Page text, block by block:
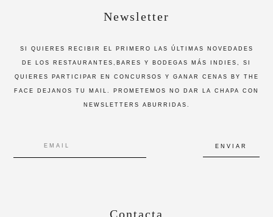
Newsletter
SI QUIERES RECIBIR EL PRIMERO LAS ÚLTIMAS NOVEDADES
DE LOS RESTAURANTES,BARES Y BODEGAS MÁS INDIES, SI
QUIERES PARTICIPAR EN CONCURSOS Y GANAR CENAS BY THE
FACE DEJANOS TU MAIL. PROMETEMOS NO DAR LA CHAPA CON
NEWSLETTERS ABURRIDAS.
Contacta